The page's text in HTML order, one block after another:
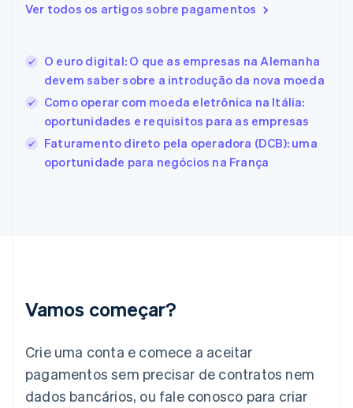
Ver todos os artigos sobre pagamentos
O euro digital: O que as empresas na Alemanha
devem saber sobre a introdução da nova moeda
Como operar com moeda eletrônica na Itália:
oportunidades e requisitos para as empresas
Faturamento direto pela operadora (DCB): uma
oportunidade para negócios na França
Vamos começar?
Crie uma conta e comece a aceitar
pagamentos sem precisar de contratos nem
dados bancários, ou fale conosco para criar
Espanha
EnglishEspañol简体中文
Estônia
Finlândia
EnglishSvenska
França
Gibraltar
English
Italiano English
日本語English
Letônia